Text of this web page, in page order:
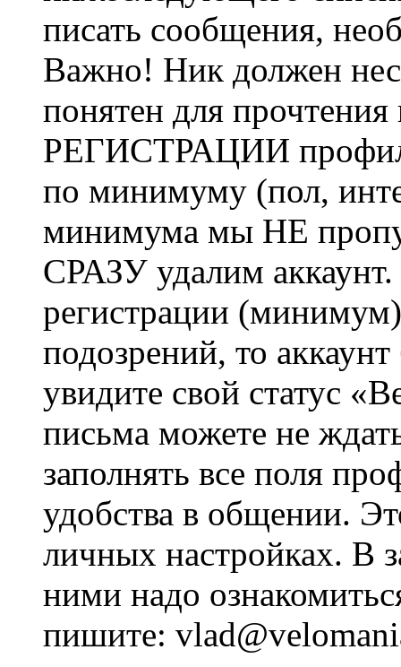
писать сообщения,
Важно! Ник должен
понятен для
РЕГИСТРАЦИИ профиль
по минимуму (пол,
минимума мы НЕ
СРАЗУ удалим
регистрации
подозрений, то
увидите свой статус
письма можете не
заполнять все поля
удобства в общении.
личных настройках. В
ними надо
пишите: